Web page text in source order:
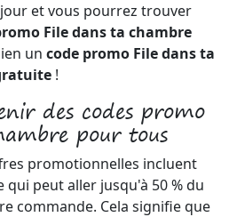
et vous pourrez trouver
File dans ta chambre
un code promo File dans ta
!
des codes promo
pour tous
promotionnelles incluent
peut aller jusqu'à 50 % du
commande. Cela signifie que